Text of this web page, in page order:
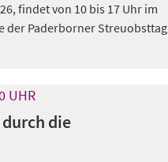
findet von 10 bis 17 Uhr im
der Paderborner Streuobsttag
UHR
die